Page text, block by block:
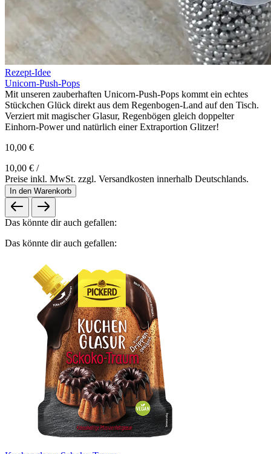
Rezept-Idee
Unicorn-Push-Pops
Mit unseren zauberhaften Unicorn-Push-Pops kommt ein echtes
Stückchen Glück direkt aus dem Regenbogen-Land auf den Tisch.
Verziert mit magischer Glasur, Regenbögen gleich doppelter
Einhorn-Power und natürlich einer Extraportion Glitzer!
10,00 €
10,00 € /
Preise inkl. MwSt. zzgl. Versandkosten innerhalb Deutschlands.
In den Warenkorb
Das könnte dir auch gefallen:
Das könnte dir auch gefallen: